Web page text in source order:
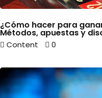
¿Cómo hacer para
Métodos, apuestas y
Content 0